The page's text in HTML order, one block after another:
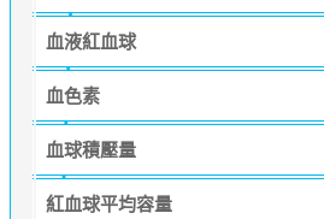
血液紅血球
血色素
血球積壓量
紅血球平均容量